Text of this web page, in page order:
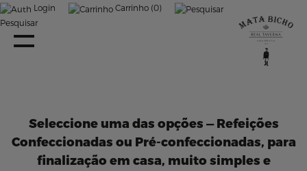
Login
Carrinho (0)
Pesquisar
Seleccione uma das opções — Refeições
Confeccionadas ou Pré-confeccionadas, para
finalização em casa, muito simples e